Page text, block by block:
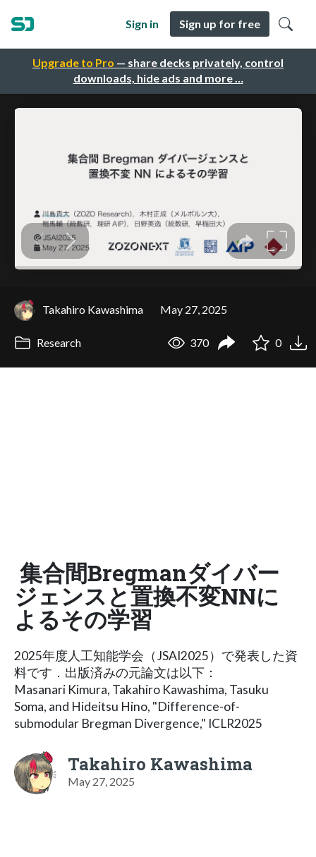
Upgrade to Pro — share decks privately, control
downloads, hide ads and more …
Sign in Sign up for free
Takahiro Kawashima May 27, 2025
Research 370 0
集合間Bregmanダイバー
ジェンスと置換不変NNに
よるその学習
2025年度人工知能学会（JSAI2025）で発表した資
料です．出版済みの元論文は以下：
Masanari Kimura, Takahiro Kawashima, Tasuku
Soma, and Hideitsu Hino, "Difference-of-
submodular Bregman Divergence," ICLR2025
Takahiro Kawashima
May 27, 2025